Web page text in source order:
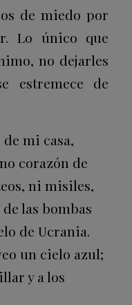
de miedo por
Lo único que
no dejarles
estremece de
mi casa,
corazón de
ni misiles,
las bombas
de Ucrania.
un cielo azul;
y a los